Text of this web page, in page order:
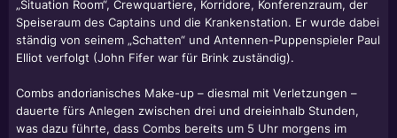
„Situation Room“, Crewquartiere, Korridore, Konferenzraum, der
Speiseraum des Captains und die Krankenstation. Er wurde dabei
ständig von seinem „Schatten“ und Antennen-Puppenspieler Paul
Elliot verfolgt (John Fifer war für Brink zuständig).
Combs andorianisches Make-up – diesmal mit Verletzungen –
dauerte fürs Anlegen zwischen drei und dreieinhalb Stunden,
was dazu führte, dass Combs bereits um 5 Uhr morgens im